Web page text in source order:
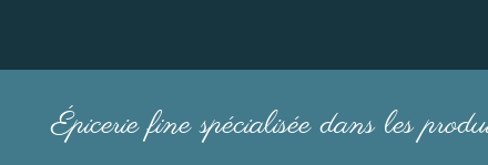
Épicerie fine spécialisée dans les